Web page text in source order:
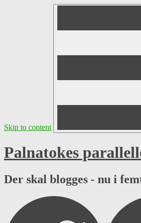
Skip to content
Palnatokes
Der skal blogges - nu i